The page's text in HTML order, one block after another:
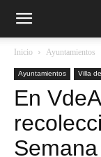
Inicio Ayuntamientos
Ayuntamientos Villa
En